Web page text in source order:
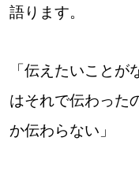
【道北のお気に入り
語ります。
「伝えたいこと
はそれで伝わった
か伝わらない」